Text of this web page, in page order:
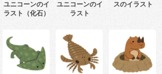
ユニコーンのイ
ラスト（化石）
ユニコーンのイ
ラスト
スのイラスト